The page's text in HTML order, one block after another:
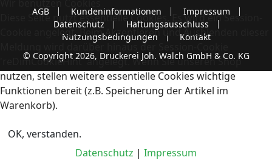
AGB Kundeninformationen
Impressum
Datenschutz
Haftungsausschluss
Nutzungsbedingungen
Kontakt
© Copyright 2026, Druckerei Joh. Walch GmbH & Co. KG
Diese Seite nutzt essentielle Cookies. Es wird ein Session-
Cookie angelegt. Beim Akzeptieren und Ausblenden dieser
Meldung wird darüber hinaus der Session-Cookie
'reDimCookieHint' angelegt. Wenn Sie unseren Shop
nutzen, stellen weitere essentielle Cookies wichtige
Funktionen bereit (z.B. Speicherung der Artikel im
Warenkorb).
OK, verstanden.
Datenschutz | Impressum